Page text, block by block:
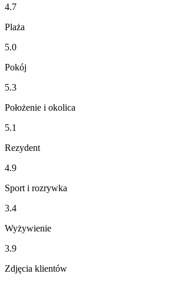
4.7
Plaża
5.0
Pokój
5.3
Położenie i okolica
5.1
Rezydent
4.9
Sport i rozrywka
3.4
Wyżywienie
3.9
Zdjęcia klientów